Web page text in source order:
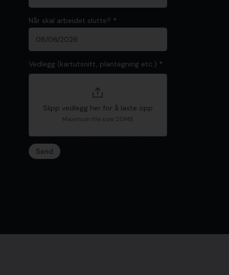
Når skal arbeidet slutte? *
Vedlegg (kartutsnitt, plantegning etc.) *
Slipp vedlegg her for å laste opp
Maximum file size: 20MB
Send